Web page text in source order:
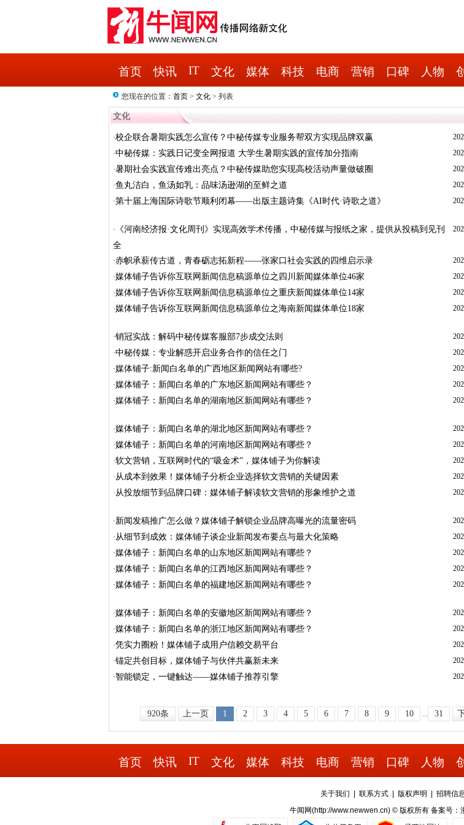
首页 快讯 IT 文化 媒体 科技 电商 营销 口碑 人物
您现在的位置： 首页 > 文化 > 列表
文化
·校企联合暑期实践怎么宣传？中秘传媒专业服务帮双方实现品牌双赢
·中秘传媒：实践日记变全网报道 大学生暑期实践的宣传加分指南
·暑期社会实践宣传难出亮点？中秘传媒助您实现高校活动声量做破圈
·鱼丸洁白，鱼汤如乳：品味汤逊湖的至鲜之道
·第十届上海国际诗歌节顺利闭幕——出版主题诗集《AI时代·诗歌之道》
· 《河南经济报·文化周刊》实现高效学术传播，中秘传媒与报纸之家，提供从投稿到见刊
全
·赤帜承薪传古道，青春砺志拓新程——张家口社会实践的四维启示录
·媒体铺子告诉你互联网新闻信息稿源单位之四川新闻媒体单位46家
·媒体铺子告诉你互联网新闻信息稿源单位之重庆新闻媒体单位14家
·媒体铺子告诉你互联网新闻信息稿源单位之海南新闻媒体单位18家
·销冠实战：解码中秘传媒客服部7步成交法则
·中秘传媒：专业解惑开启业务合作的信任之门
·媒体铺子:新闻白名单的广西地区新闻网站有哪些?
·媒体铺子：新闻白名单的广东地区新闻网站有哪些？
·媒体铺子：新闻白名单的湖南地区新闻网站有哪些？
·媒体铺子：新闻白名单的湖北地区新闻网站有哪些？
·媒体铺子：新闻白名单的河南地区新闻网站有哪些？
·软文营销，互联网时代的“吸金术”，媒体铺子为你解读
·从成本到效果！媒体铺子分析企业选择软文营销的关键因素
·从投放细节到品牌口碑：媒体铺子解读软文营销的形象维护之道
·新闻发稿推广怎么做？媒体铺子解锁企业品牌高曝光的流量密码
·从细节到成效：媒体铺子谈企业新闻发布要点与最大化策略
·媒体铺子：新闻白名单的山东地区新闻网站有哪些？
·媒体铺子：新闻白名单的江西地区新闻网站有哪些？
·媒体铺子：新闻白名单的福建地区新闻网站有哪些？
·媒体铺子：新闻白名单的安徽地区新闻网站有哪些？
·媒体铺子：新闻白名单的浙江地区新闻网站有哪些？
·凭实力圈粉！媒体铺子成用户信赖交易平台
·锚定共创目标，媒体铺子与伙伴共赢新未来
·智能锁定，一键触达——媒体铺子推荐引擎
920条 上一页 1 2 3 4 5 6 7 8 9 10 .. 31
首页 快讯 IT 文化 媒体 科技 电商 营销 口碑 人物
关于我们 联系方式 版权声明 招聘信
牛闻网(http://www.newwen.cn) © 版权所有 备案号：